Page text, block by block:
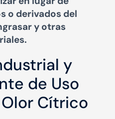
o derivados del
y otras
y
de Uso
Cítrico